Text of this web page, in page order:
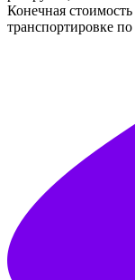
Конечная
транспортировке